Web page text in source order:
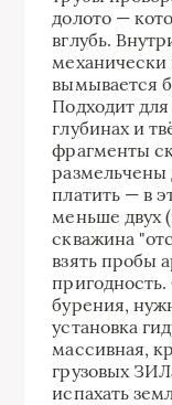
долото —
вглубь.
механически
вымывается
Подходит
глубинах и
фрагменты
размельчены
платить — в
меньше двух
скважина
взять пробы
бурения,
установка
массивная,
грузовых
испахать